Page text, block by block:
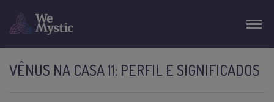
VÊNUS NA CASA 11: PERFIL E SIGNIFICADOS